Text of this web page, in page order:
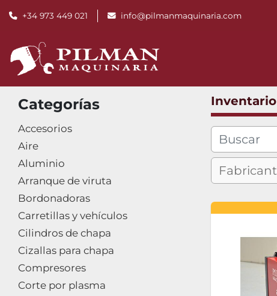
+34 973 449 021 info@pilmanmaquinaria.com
Categorías
Accesorios
Aire
Aluminio
Arranque de viruta
Bordonadoras
Carretillas y vehículos
Cilindros de chapa
Cizallas para chapa
Compresores
Corte por plasma
Inventario